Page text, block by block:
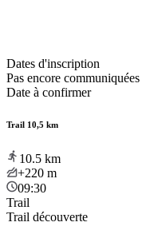
Dates d'inscription
Pas encore communiquées
Date à confirmer
Trail 10,5 km
10.5 km
+220 m
09:30
Trail
Trail découverte